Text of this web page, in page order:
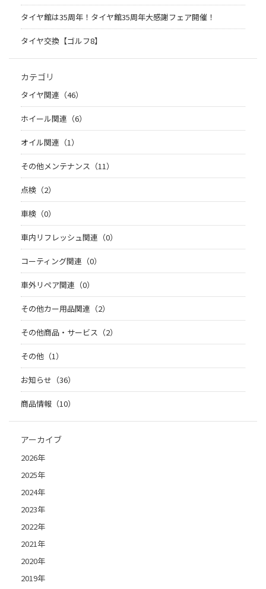
タイヤ館は35周年！タイヤ館35周年大感謝フェア開催！
タイヤ交換【ゴルフ8】
カテゴリ
タイヤ関連（46）
ホイール関連（6）
オイル関連（1）
その他メンテナンス（11）
点検（2）
車検（0）
車内リフレッシュ関連（0）
コーティング関連（0）
車外リペア関連（0）
その他カー用品関連（2）
その他商品・サービス（2）
その他（1）
お知らせ（36）
商品情報（10）
アーカイブ
2026年
2025年
2024年
2023年
2022年
2021年
2020年
2019年